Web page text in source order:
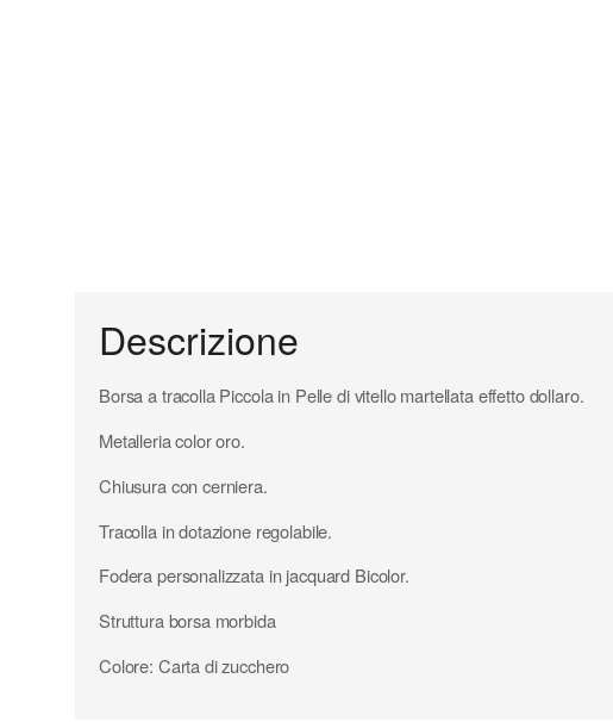
Descrizione
Borsa a tracolla Piccola in Pelle di vitello martellata effetto dollaro.
Metalleria color oro.
Chiusura con cerniera.
Tracolla in dotazione regolabile.
Fodera personalizzata in jacquard Bicolor.
Struttura borsa morbida
Colore: Carta di zucchero